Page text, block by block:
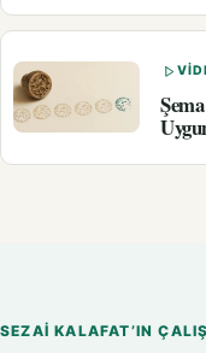
SEZAI KALAFAT’IN